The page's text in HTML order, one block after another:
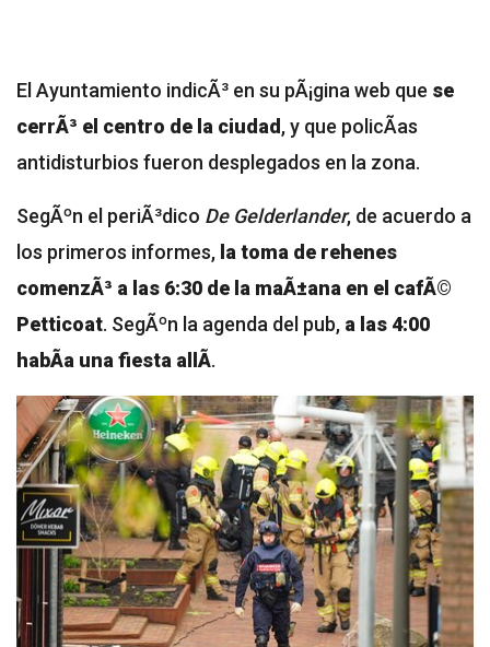
El Ayuntamiento indicÃ³ en su pÃ¡gina web que se
cerrÃ³ el centro de la ciudad, y que policÃ­as
antidisturbios fueron desplegados en la zona.
SegÃºn el periÃ³dico De Gelderlander, de acuerdo a
los primeros informes, la toma de rehenes
comenzÃ³ a las 6:30 de la maÃ±ana en el cafÃ©
Petticoat. SegÃºn la agenda del pub, a las 4:00
habÃ­a una fiesta allÃ­.